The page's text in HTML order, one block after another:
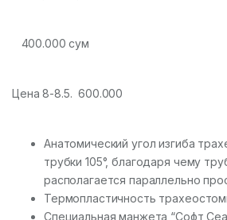
400.000 сум
Цена 8-8.5. 600.000
Анатомический угол изгиба
трубки 105°, благодаря чему
располагается параллельно
Термопластичность
Специальная манжета “Софт